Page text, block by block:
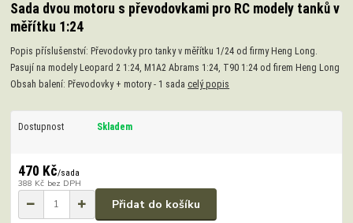
Sada dvou motoru s převodovkami pro RC modely tanků v
měřítku 1:24
Popis příslušenství: Převodovky pro tanky v měřítku 1/24 od firmy Heng Long.
Pasují na modely Leopard 2 1:24, M1A2 Abrams 1:24, T90 1:24 od firem Heng Long
Obsah balení: Převodovky + motory - 1 sada celý popis
Dostupnost Skladem
470 Kč/sada
388 Kč bez DPH
Přidat do košíku